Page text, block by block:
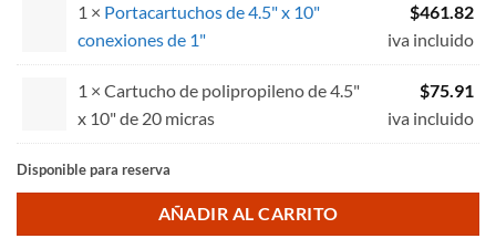
1 × Portacartuchos de 4.5" x 10"
conexiones de 1"
$461.82
iva incluido
1 × Cartucho de polipropileno de 4.5"
x 10" de 20 micras
$75.91
iva incluido
Disponible para reserva
AÑADIR AL CARRITO